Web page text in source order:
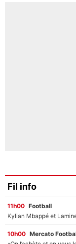
Fil info
11h00 Football
10h00 Mercato